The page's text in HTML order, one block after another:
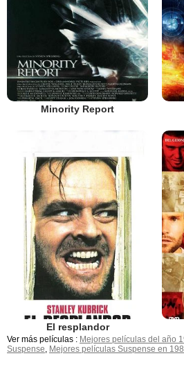
Minority Report
El resplandor
Ver más películas : Mejores películas del año
Suspense, Mejores películas Suspense en